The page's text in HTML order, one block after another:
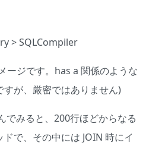
> SQLCompiler
ージです。has a 関係のような
すが、厳密ではありません)
でみると、200行ほどからなる
で、その中には JOIN 時にイ